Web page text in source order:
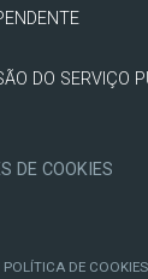
DO SERVIÇO
DE COOKIES
POLÍTICA DE COOKIES